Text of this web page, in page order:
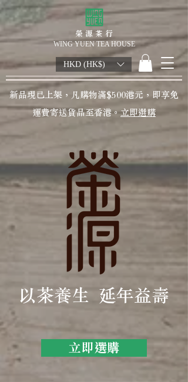
HKD (HK$)
榮 源 茶 行
WING YUEN TEA HOUSE
新品現已上架，凡購物滿$500港元，即享免
運費寄送貨品至香港。立即選購
以茶養生 延年益壽
立即選購